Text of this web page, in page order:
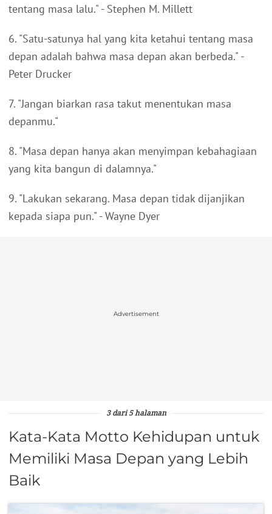
tentang masa lalu." - Stephen M. Millett
6. "Satu-satunya hal yang kita ketahui tentang masa
depan adalah bahwa masa depan akan berbeda." -
Peter Drucker
7. "Jangan biarkan rasa takut menentukan masa
depanmu."
8. "Masa depan hanya akan menyimpan kebahagiaan
yang kita bangun di dalamnya."
9. "Lakukan sekarang. Masa depan tidak dijanjikan
kepada siapa pun." - Wayne Dyer
Advertisement
3 dari 5 halaman
Kata-Kata Motto Kehidupan untuk
Memiliki Masa Depan yang Lebih
Baik